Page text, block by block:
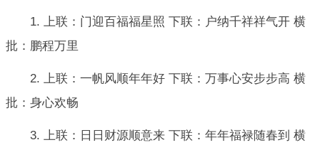
1. 上联：门迎百福福星照 下联：户纳千祥祥气开 横
批：鹏程万里
2. 上联：一帆风顺年年好 下联：万事心安步步高 横
批：身心欢畅
3. 上联：日日财源顺意来 下联：年年福禄随春到 横